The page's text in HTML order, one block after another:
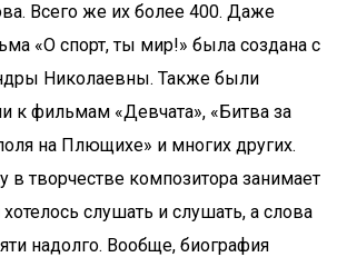
Всего же их более 400. Даже
«О спорт, ты мир!» была создана с
Николаевны. Также были
к фильмам «Девчата», «Битва за
на Плющихе» и многих других.
творчестве композитора занимает
хотелось слушать и слушать, а слова
надолго. Вообще, биография